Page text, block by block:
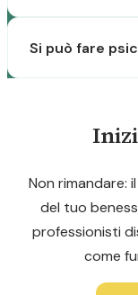
Si può fare
Non rimandare:
del tuo
professionisti
come